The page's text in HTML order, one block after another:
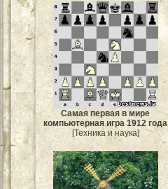
Самая первая в мире
компьютерная игра 1912 года
[Техника и наука]